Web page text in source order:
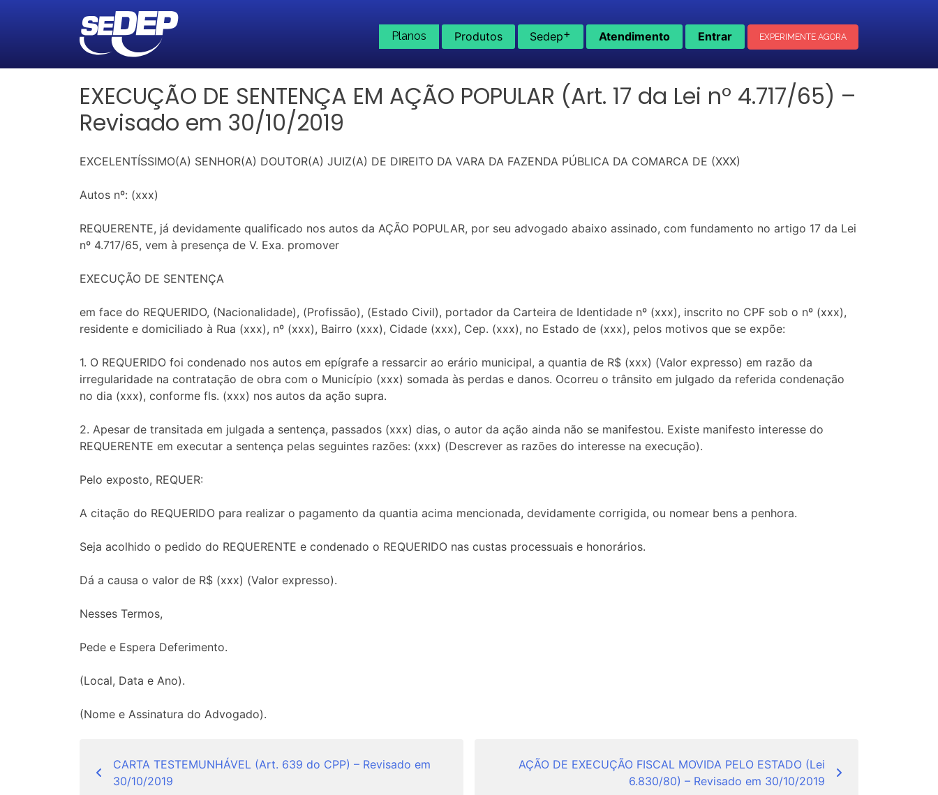
Planos Produtos Sedep+ Atendimento Entrar EXPERIMENTE AGORA
EXECUÇÃO DE SENTENÇA EM AÇÃO POPULAR (Art. 17 da Lei nº 4.717/65) –
Revisado em 30/10/2019
EXCELENTÍSSIMO(A) SENHOR(A) DOUTOR(A) JUIZ(A) DE DIREITO DA VARA DA FAZENDA PÚBLICA DA COMARCA DE (XXX)
Autos nº: (xxx)
REQUERENTE, já devidamente qualificado nos autos da AÇÃO POPULAR, por seu advogado abaixo assinado, com fundamento no artigo 17 da Lei
nº 4.717/65, vem à presença de V. Exa. promover
EXECUÇÃO DE SENTENÇA
em face do REQUERIDO, (Nacionalidade), (Profissão), (Estado Civil), portador da Carteira de Identidade nº (xxx), inscrito no CPF sob o nº (xxx),
residente e domiciliado à Rua (xxx), nº (xxx), Bairro (xxx), Cidade (xxx), Cep. (xxx), no Estado de (xxx), pelos motivos que se expõe:
1. O REQUERIDO foi condenado nos autos em epígrafe a ressarcir ao erário municipal, a quantia de R$ (xxx) (Valor expresso) em razão da
irregularidade na contratação de obra com o Município (xxx) somada às perdas e danos. Ocorreu o trânsito em julgado da referida condenação
no dia (xxx), conforme fls. (xxx) nos autos da ação supra.
2. Apesar de transitada em julgada a sentença, passados (xxx) dias, o autor da ação ainda não se manifestou. Existe manifesto interesse do
REQUERENTE em executar a sentença pelas seguintes razões: (xxx) (Descrever as razões do interesse na execução).
Pelo exposto, REQUER:
A citação do REQUERIDO para realizar o pagamento da quantia acima mencionada, devidamente corrigida, ou nomear bens a penhora.
Seja acolhido o pedido do REQUERENTE e condenado o REQUERIDO nas custas processuais e honorários.
Dá a causa o valor de R$ (xxx) (Valor expresso).
Nesses Termos,
Pede e Espera Deferimento.
(Local, Data e Ano).
(Nome e Assinatura do Advogado).
Navegação
de
CARTA TESTEMUNHÁVEL (Art. 639 do CPP) – Revisado em
30/10/2019
AÇÃO DE EXECUÇÃO FISCAL MOVIDA PELO ESTADO (Lei
6.830/80) – Revisado em 30/10/2019